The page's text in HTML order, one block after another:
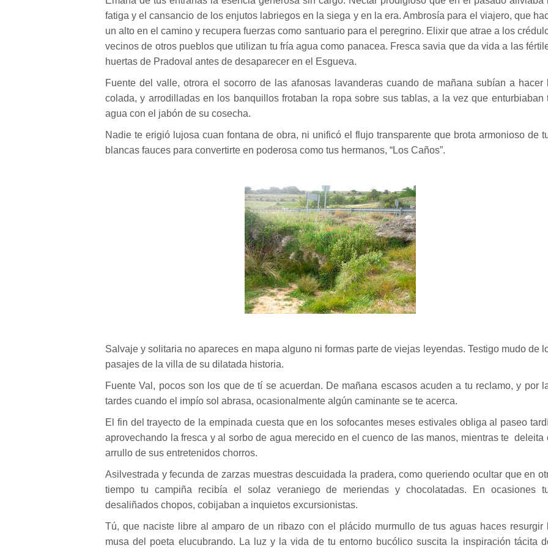
fatiga y el cansancio de los enjutos labriegos en la siega y en la era. Ambrosía para el viajero, que
un alto en el camino y recupera fuerzas como santuario para el peregrino. Elixir que atrae a los
vecinos de otros pueblos que utilizan tu fría agua como panacea. Fresca savia que da vida a las
huertas de Pradoval antes de desaparecer en el Esgueva.
Fuente del valle, otrora el socorro de las afanosas lavanderas cuando de mañana subían a hacer
colada, y arrodilladas en los banquillos frotaban la ropa sobre sus tablas, a la vez que enturbiaban
agua con el jabón de su cosecha.
Nadie te erigió lujosa cuan fontana de obra, ni unificó el flujo transparente que brota armonioso de
blancas fauces para convertirte en poderosa como tus hermanos, “Los Caños”.
Salvaje y solitaria no apareces en mapa alguno ni formas parte de viejas leyendas. Testigo mudo de
pasajes de la villa de su dilatada historia.
Fuente Val, pocos son los que de tí se acuerdan. De mañana escasos acuden a tu reclamo, y por
tardes cuando el impío sol abrasa, ocasionalmente algún caminante se te acerca.
El fin del trayecto de la empinada cuesta que en los sofocantes meses estivales obliga al paseo
aprovechando la fresca y al sorbo de agua merecido en el cuenco de las manos, mientras te deleita
arrullo de sus entretenidos chorros.
Asilvestrada y fecunda de zarzas muestras descuidada la pradera, como queriendo ocultar que en
tiempo tu campiña recibía el solaz veraniego de meriendas y chocolatadas. En ocasiones
desaliñados chopos, cobijaban a inquietos excursionistas.
Tú, que naciste libre al amparo de un ribazo con el plácido murmullo de tus aguas haces resurgir
musa del poeta elucubrando. La luz y la vida de tu entorno bucólico suscita la inspiración tácita